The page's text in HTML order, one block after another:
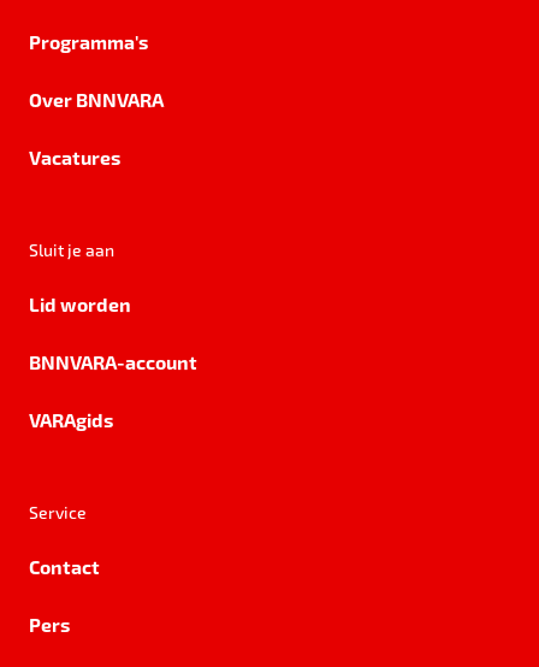
Programma's
Over BNNVARA
Vacatures
Sluit je aan
Lid worden
BNNVARA-account
VARAgids
Service
Contact
Pers